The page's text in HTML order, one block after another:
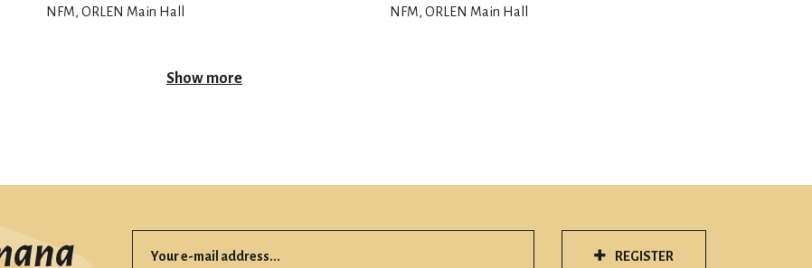
NFM, ORLEN Main Hall
NFM, ORLEN Main Hall
Show more
REGISTER